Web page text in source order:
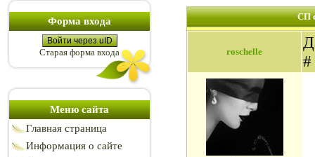
Форма входа
Войти через uID
Старая форма входа
Меню сайта
Главная страница
Информация о сайте
СП
roschelle
#